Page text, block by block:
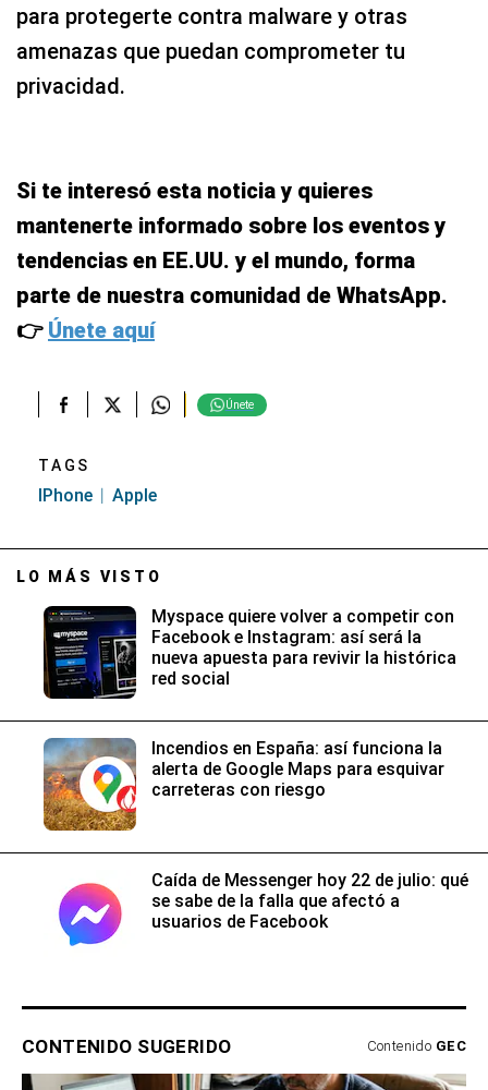
para protegerte contra malware y otras
amenazas que puedan comprometer tu
privacidad.
Si te interesó esta noticia y quieres
mantenerte informado sobre los eventos y
tendencias en EE.UU. y el mundo, forma
parte de nuestra comunidad de WhatsApp.
👉 Únete aquí
Únete
TAGS
IPhone Apple
LO MÁS VISTO
Myspace quiere volver a competir con
Facebook e Instagram: así será la
nueva apuesta para revivir la histórica
red social
Incendios en España: así funciona la
alerta de Google Maps para esquivar
carreteras con riesgo
Caída de Messenger hoy 22 de julio: qué
se sabe de la falla que afectó a
usuarios de Facebook
CONTENIDO SUGERIDO Contenido GEC